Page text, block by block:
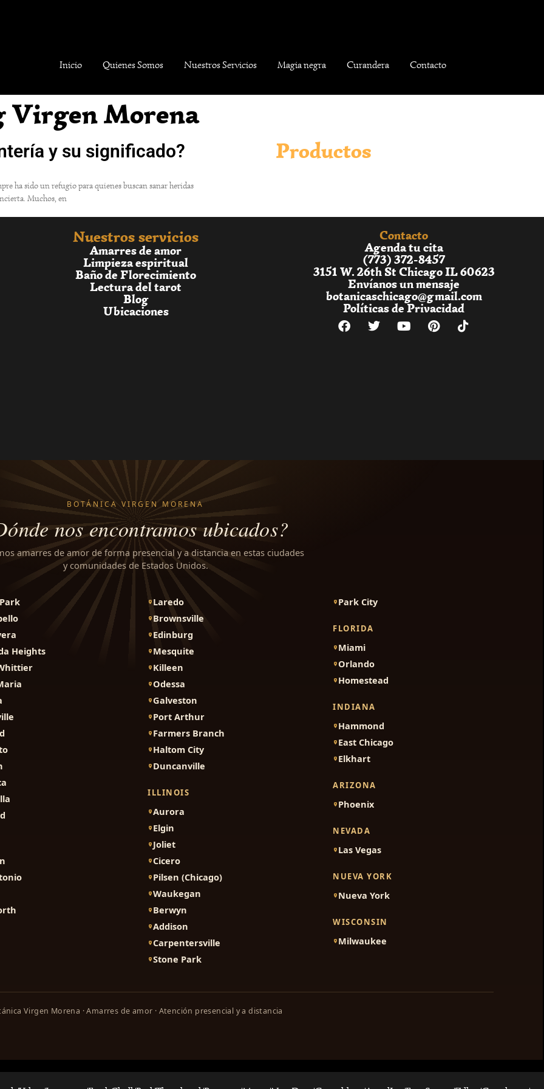
Inicio Quienes Somos Nuestros Servicios Magia negra Curandera Contacto
Virgen Morena
y su significado?
ha sido un refugio para quienes buscan sanar heridas
Muchos, en
Productos
Nuestros servicios
Amarres de amor
Limpieza espiritual
Baño de Florecimiento
Lectura del tarot
Blog
Ubicaciones
Contacto
Agenda tu cita
(773) 372-8457
3151 W. 26th St Chicago IL 60623
Envíanos un mensaje
botanicaschicago@gmail.com
Políticas de Privacidad
BOTÁNICA VIRGEN MORENA
nos encontramos ubicados?
amarres de amor de forma presencial y a distancia en estas ciudades
y comunidades de Estados Unidos.
Heights
Laredo
Brownsville
Edinburg
Mesquite
Killeen
Odessa
Galveston
Port Arthur
Farmers Branch
Haltom City
Duncanville
ILLINOIS
Aurora
Elgin
Joliet
Cicero
Pilsen (Chicago)
Waukegan
Berwyn
Addison
Carpentersville
Stone Park
Park City
FLORIDA
Miami
Orlando
Homestead
INDIANA
Hammond
East Chicago
Elkhart
ARIZONA
Phoenix
NEVADA
Las Vegas
NUEVA YORK
Nueva York
WISCONSIN
Milwaukee
Virgen Morena · Amarres de amor · Atención presencial y a distancia